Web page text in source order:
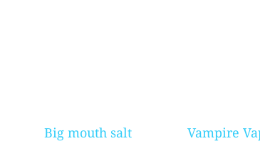
Big mouth salt Vampire